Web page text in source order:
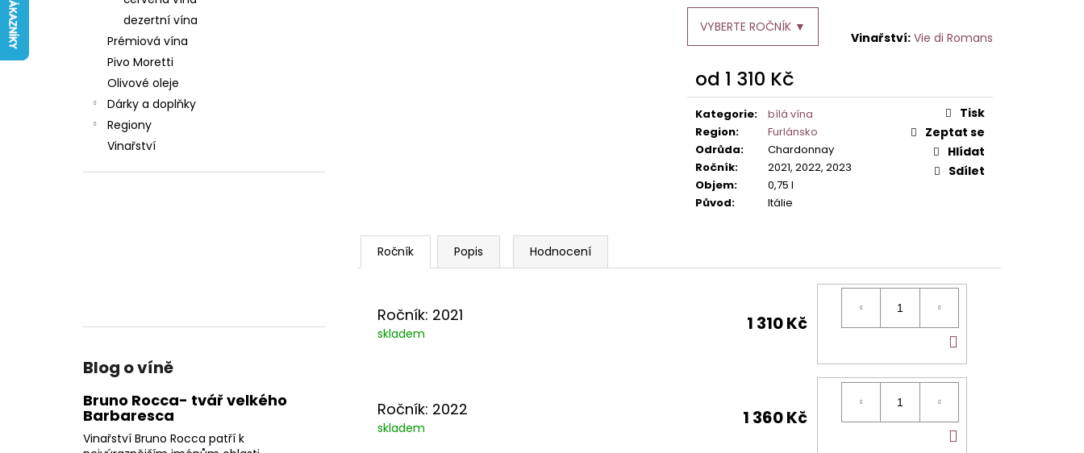
dezertní vína
Prémiová vína
Pivo Moretti
Olivové oleje
Dárky a doplňky
Regiony
Vinařství
Blog o víně
Bruno Rocca- tvář velkého
Barbaresca
Vinařství Bruno Rocca patří k
VYBERTE ROČNÍK ▼
Vie di Romans
od 1 310 Kč
Měrná
cena:
Kategorie:
bílá vína
Region:
Furlánsko
Odrůda:
Chardonnay
Ročník:
2021, 2022, 2023
Objem:
0,75 l
Původ: Itálie
Tisk
Zeptat se
Hlídat
Sdílet
Popis Hodnocení
Ročník: 2021
skladem 1 310 Kč
KOŠÍKU
Ročník: 2022
skladem 1 360 Kč
242 Kč